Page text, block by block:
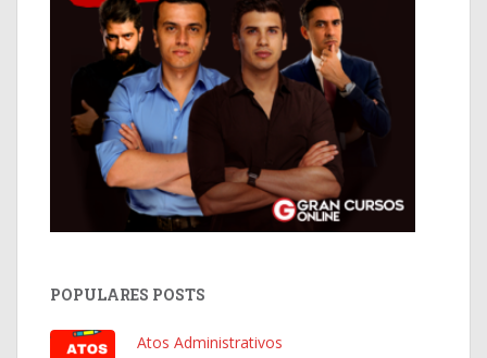
POPULARES POSTS
Atos Administrativos